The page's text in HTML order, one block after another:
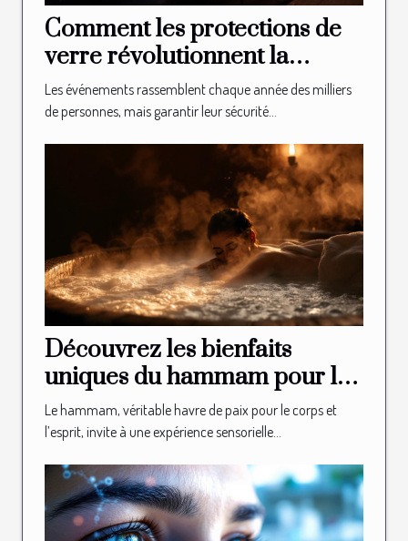
Comment les protections de
verre révolutionnent la
sécurité des événements ?
Les événements rassemblent chaque année des milliers
de personnes, mais garantir leur sécurité...
Découvrez les bienfaits
uniques du hammam pour la
relaxation
Le hammam, véritable havre de paix pour le corps et
l’esprit, invite à une expérience sensorielle...